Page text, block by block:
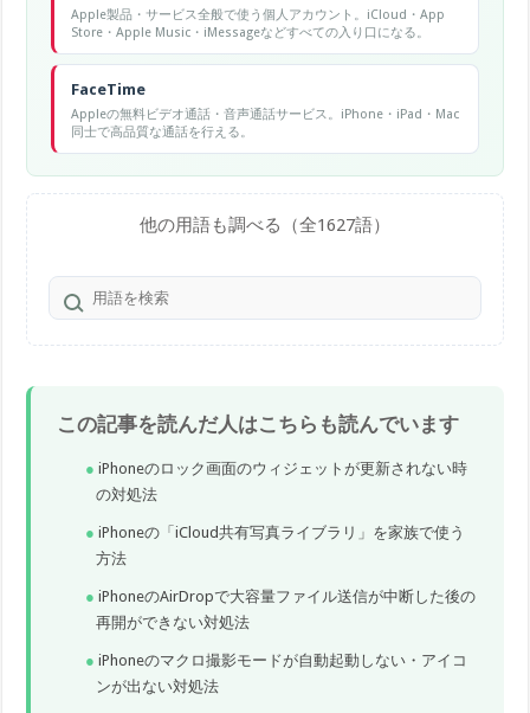
Apple製品・サービス全般で使う個人アカウント。iCloud・App
Store・Apple Music・iMessageなどすべての入り口になる。
FaceTime
Appleの無料ビデオ通話・音声通話サービス。iPhone・iPad・Mac
同士で高品質な通話を行える。
他の用語も調べる（全1627語）
この記事を読んだ人はこちらも読んでいます
iPhoneのロック画面のウィジェットが更新されない時
の対処法
iPhoneの「iCloud共有写真ライブラリ」を家族で使う
方法
iPhoneのAirDropで大容量ファイル送信が中断した後の
再開ができない対処法
iPhoneのマクロ撮影モードが自動起動しない・アイコ
ンが出ない対処法